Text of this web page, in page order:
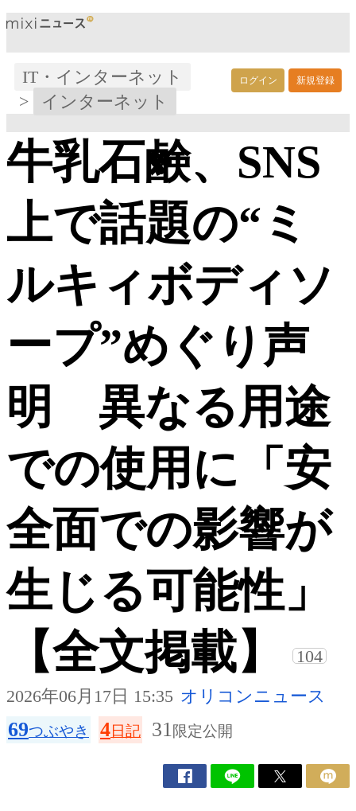
ログイン 新規登録
IT・インターネット
>
インターネット
牛乳石鹸、SNS
上で話題の“ミ
ルキィボディソ
ープ”めぐり声
明 異なる用途
での使用に「安
全面での影響が
生じる可能性」
【全文掲載】
104
2026年06月17日 15:35 オリコンニュース
69つぶやき 4日記 31 限定公開